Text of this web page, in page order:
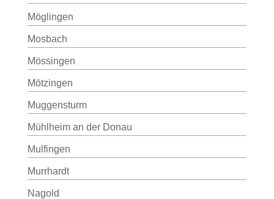
Möglingen
Mosbach
Mössingen
Mötzingen
Muggensturm
Mühlheim an der Donau
Mulfingen
Murrhardt
Nagold